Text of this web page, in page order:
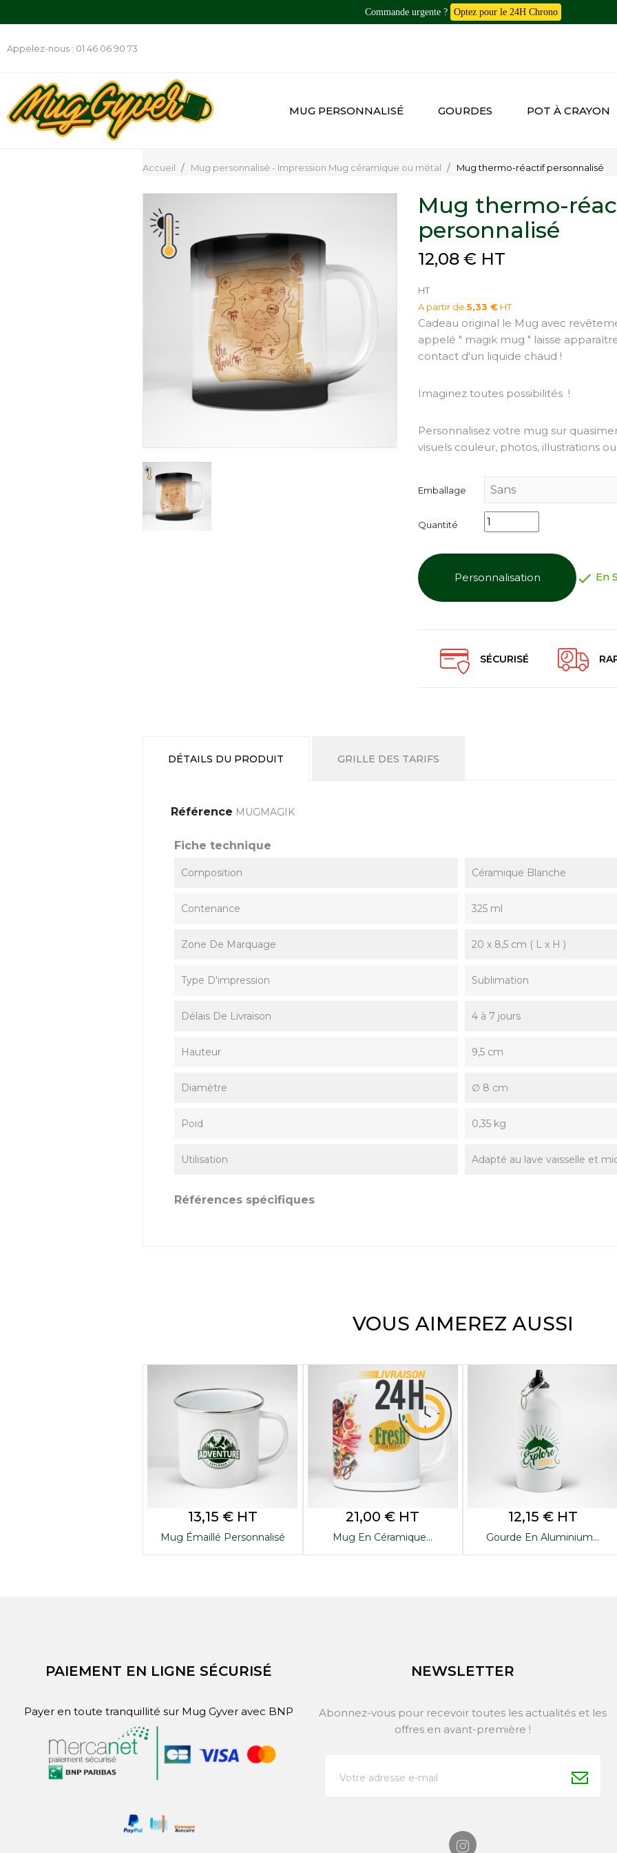
Commande urgente ? Optez pour le 24H Chrono
Appelez-nous : 01 46 06 90 73
MUG PERSONNALISÉ GOURDES POT À CRAYON
Accueil Mug personnalisé - Impression Mug céramique ou métal Mug thermo-réactif personnalisé
Mug thermo-
personnalisé
12,08 € HT
HT
A partir de 5,33 € HT
Cadeau original le Mug avec
appelé " magik mug " laisse
contact d'un liquide chaud !
Imaginez toutes possibilités !
Personnalisez votre mug sur
visuels couleur, photos, illustrations
Emballage
Quantité
Personnalisation  En
SÉCURISÉ
DÉTAILS DU PRODUIT GRILLE DES TARIFS
Référence MUGMAGIK
Fiche technique
Composition Céramique Blanche
Contenance 325 ml
Zone De Marquage 20 x 8,5 cm ( L x H )
Type D'impression Sublimation
Délais De Livraison 4 à 7 jours
Hauteur 9,5 cm
Diamètre ∅ 8 cm
Poid 0,35 kg
Utilisation Adapté au lave vaisselle et
Références spécifiques
VOUS AIMEREZ AUSSI
Prix
13,15 € HT
Mug Émaillé Personnalisé
Prix
21,00 € HT
Mug En Céramique...
Prix
12,15 € HT
Gourde En Aluminium...
PAIEMENT EN LIGNE SÉCURISÉ
Payer en toute tranquillité sur Mug Gyver avec BNP
NEWSLETTER
Abonnez-vous pour recevoir toutes les actualités et les
offres en avant-première !